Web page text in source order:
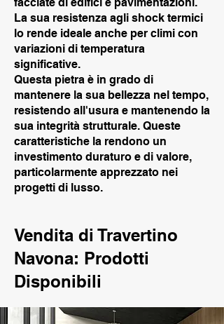
La sua resistenza agli shock termici
lo rende ideale anche per climi con
variazioni di temperatura
significative.
Questa pietra è in grado di
mantenere la sua bellezza nel tempo,
resistendo all'usura e mantenendo la
sua integrità strutturale. Queste
caratteristiche la rendono un
investimento duraturo e di valore,
particolarmente apprezzato nei
progetti di lusso.
Vendita di Travertino
Navona: Prodotti
Disponibili